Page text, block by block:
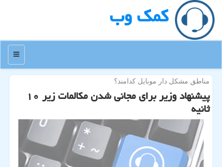
كمك وب
منو
مناطق مشكل دار موبایل كدامند؟
پیشنهاد وزیر برای مجانی شدن مكالمات زیر ۱۰
ثانیه